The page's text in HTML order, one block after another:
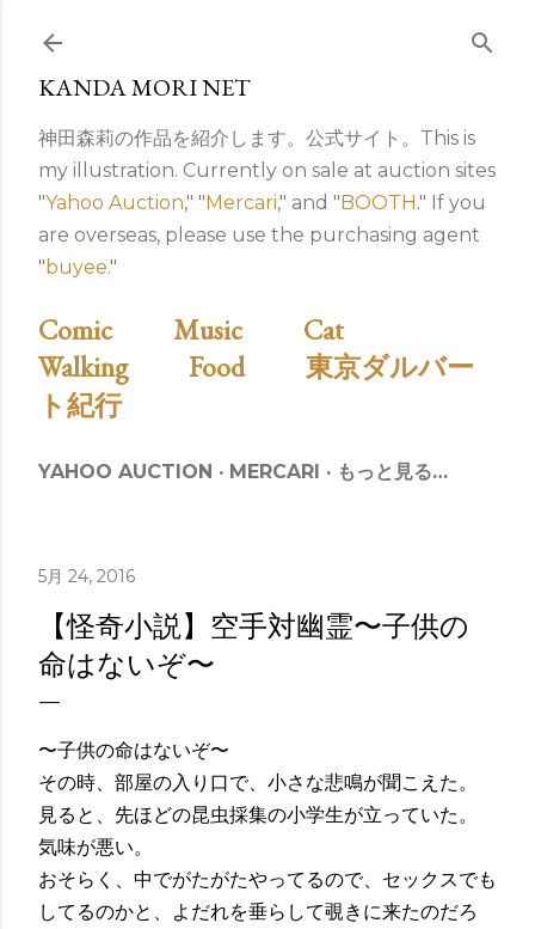
スキップしてメイン コンテンツに移動
KANDA MORI NET
神田森莉の作品を紹介します。公式サイト。This is
my illustration. Currently on sale at auction sites
"Yahoo Auction," "Mercari," and "BOOTH." If you
are overseas, please use the purchasing agent
"buyee."
Comic Music
Cat
Walking
Food
東京ダルバー
ト紀行
YAHOO AUCTION MERCARI もっと見る…
5月 24, 2016
【怪奇小説】空手対幽霊〜子供の
命はないぞ〜
〜子供の命はないぞ〜
その時、部屋の入り口で、小さな悲鳴が聞こえた。
見ると、先ほどの昆虫採集の小学生が立っていた。
気味が悪い。
おそらく、中でがたがたやってるので、セックスでも
してるのかと、よだれを垂らして覗きに来たのだろ